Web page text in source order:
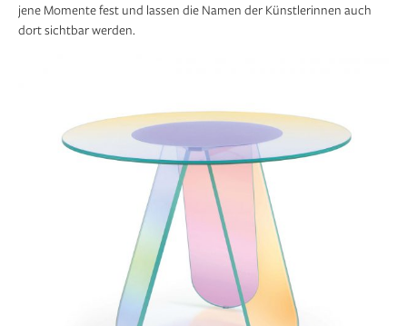
jene Momente fest und lassen die Namen der Künstlerinnen auch
dort sichtbar werden.